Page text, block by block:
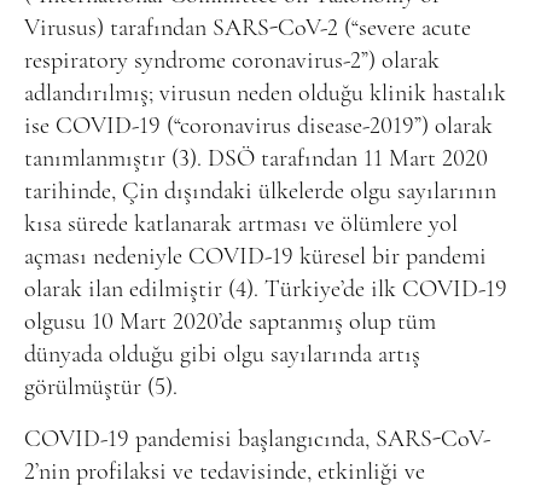
Virusus) tarafından SARS-CoV-2 (“severe acute
respiratory syndrome coronavirus-2”) olarak
adlandırılmış; virusun neden olduğu klinik hastalık
ise COVID-19 (“coronavirus disease-2019”) olarak
tanımlanmıştır (3). DSÖ tarafından 11 Mart 2020
tarihinde, Çin dışındaki ülkelerde olgu sayılarının
kısa sürede katlanarak artması ve ölümlere yol
açması nedeniyle COVID-19 küresel bir pandemi
olarak ilan edilmiştir (4). Türkiye’de ilk COVID-19
olgusu 10 Mart 2020’de saptanmış olup tüm
dünyada olduğu gibi olgu sayılarında artış
görülmüştür (5).
COVID-19 pandemisi başlangıcında, SARS-CoV-
2’nin profilaksi ve tedavisinde, etkinliği ve